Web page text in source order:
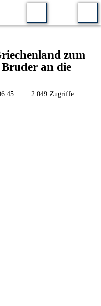
zum
an die
2.049 Zugriffe